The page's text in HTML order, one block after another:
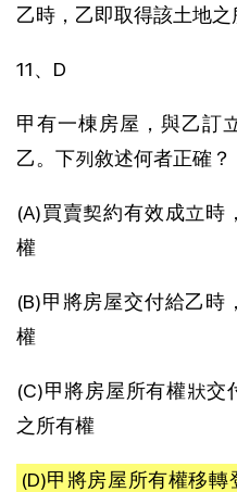
乙時，乙即取得該土地之
11、D
甲有一棟房屋，與乙訂
乙。下列敘述何者正確？
(A)買賣契約有效成立時
權
(B)甲將房屋交付給乙時
權
(C)甲將房屋所有權狀交
之所有權
(D)甲將房屋所有權移